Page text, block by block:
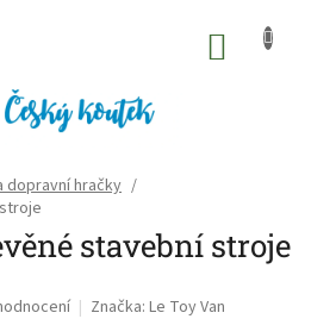
dopravní hračky /
stavební stroje
Značka: Le Toy Van